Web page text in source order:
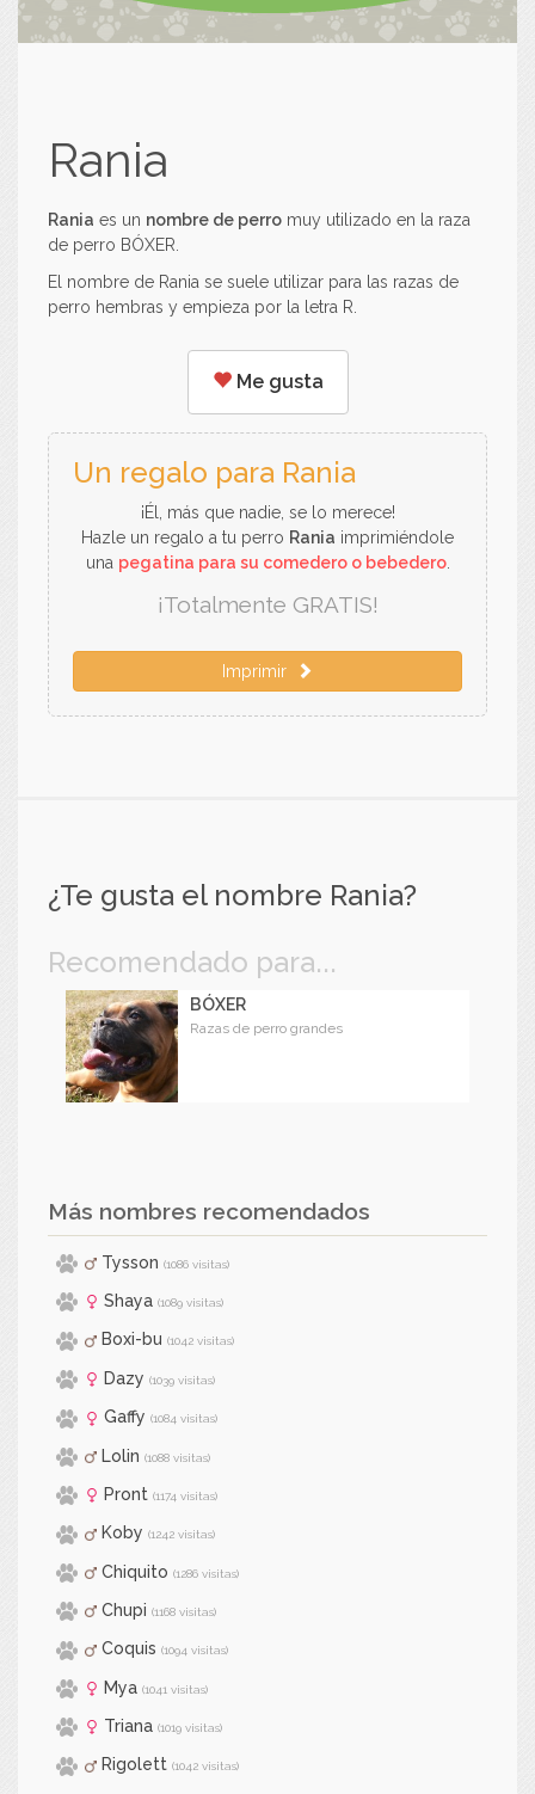
Rania
Rania es un nombre de perro muy utilizado en la raza
de perro BÓXER.
El nombre de Rania se suele utilizar para las razas de
perro hembras y empieza por la letra R.
Me gusta
Un regalo para Rania
¡Él, más que nadie, se lo merece!
Hazle un regalo a tu perro Rania imprimiéndole
una pegatina para su comedero o bebedero.
¡Totalmente GRATIS!
Imprimir
¿Te gusta el nombre Rania?
Recomendado para...
BÓXER
Razas de perro grandes
Más nombres recomendados
Tysson (1086 visitas)
Shaya (1089 visitas)
Boxi-bu (1042 visitas)
Dazy (1039 visitas)
Gaffy (1084 visitas)
Lolin (1088 visitas)
Pront (1174 visitas)
Koby (1242 visitas)
Chiquito (1286 visitas)
Chupi (1168 visitas)
Coquis (1094 visitas)
Mya (1041 visitas)
Triana (1019 visitas)
Rigolett (1042 visitas)